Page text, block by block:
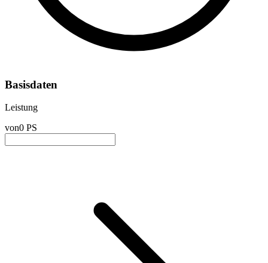
Basisdaten
Leistung
von0 PS